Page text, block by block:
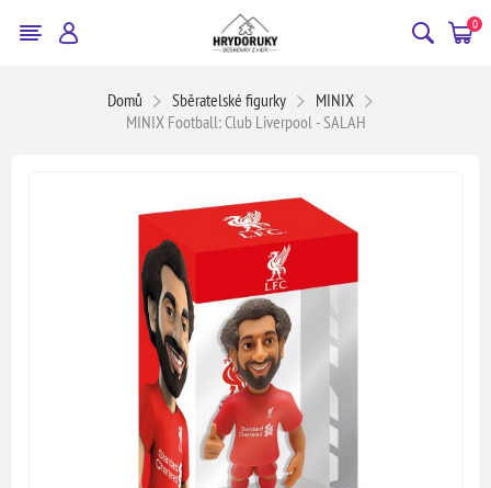
0
Domů Sběratelské figurky
MINIX
MINIX Football: Club Liverpool - SALAH